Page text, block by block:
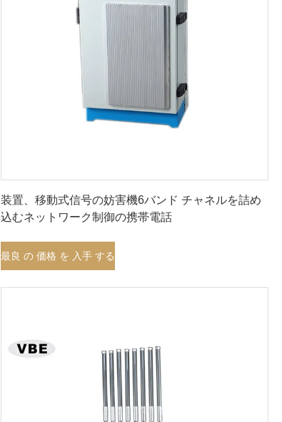
装置、移動式信号の妨害機6バンド チャネルを詰め
込むネットワーク制御の携帯電話
最良 の 価格 を 入手 する